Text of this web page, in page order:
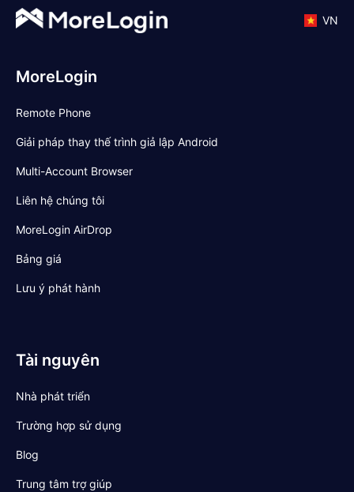
VN
MoreLogin
Remote Phone
Giải pháp thay thế trình giả lập Android
Multi-Account Browser
Liên hệ chúng tôi
MoreLogin AirDrop
Bảng giá
Lưu ý phát hành
Tài nguyên
Nhà phát triển
Trường hợp sử dụng
Blog
Trung tâm trợ giúp